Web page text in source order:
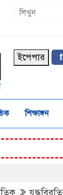
ইপেপার
শিক্ষাঙ্গন